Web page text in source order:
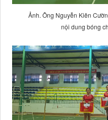
Ảnh. Ông Nguyễn Kiên
nội dung bóng